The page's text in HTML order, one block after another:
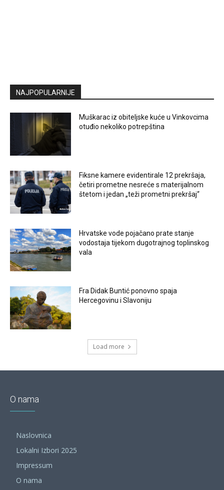
NAJPOPULARNIJE
Muškarac iz obiteljske kuće u Vinkovcima
otuđio nekoliko potrepština
Fiksne kamere evidentirale 12 prekršaja,
četiri prometne nesreće s materijalnom
štetom i jedan „teži prometni prekršaj“
Hrvatske vode pojačano prate stanje
vodostaja tijekom dugotrajnog toplinskog
vala
Fra Didak Buntić ponovno spaja
Hercegovinu i Slavoniju
Load more
O nama
Naslovnica
Lokalni Izbori 2025
Impressum
O nama